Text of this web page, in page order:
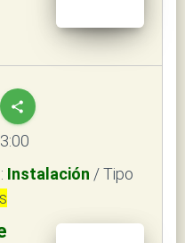
share
Instalación / Tipo